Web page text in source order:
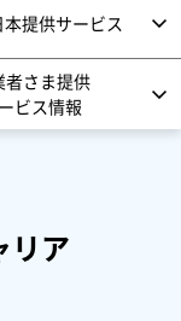
本提供サービス
者さま提供
ビス情報
リア